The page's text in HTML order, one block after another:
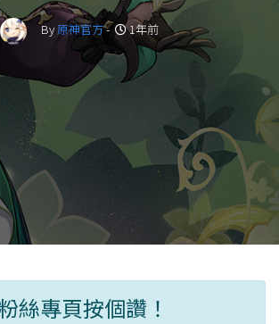
By原神官方- 1年前
絲專頁按個讚！